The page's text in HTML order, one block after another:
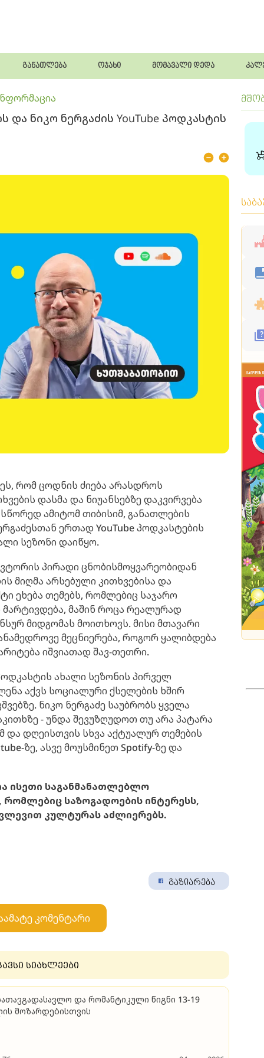
განათლება ოჯახი მომავალი დედა
და ნიკო ნერგაძის YouTube პოდკასტის
რომ ცოდნის ძიება არასდროს
დასმა და ნიუანსებზე დაკვირვება
სწორედ ამიტომ თიბისიმ, განათლების
ერთად YouTube პოდკასტების
სეზონი დაიწყო.
პირადი ცნობისმოყვარეობიდან
მიღმა არსებული კითხვებისა და
ეხება თემებს, რომლებიც საჯარო
მაშინ როცა რეალურად
მიდგომას მოითხოვს. მისი მთავარი
მეცნიერება, როგორ ყალიბდება
იშვიათად შავ-თეთრი.
ახალი სეზონის პირველ
აქვს სოციალური ქსელების ხშირ
ნიკო ნერგაძე საუბრობს ყველა
- უნდა შევუზღუდოთ თუ არა პატარა
და დღეისთვის სხვა აქტუალურ თემების
ზე, ასვე მოუსმინეთ Spotify-ზე და
ისეთი საგანმანათლებლო
საზოგადოების ინტერესს,
კულტურას აძლიერებს.
გაზიარება
კომენტარი
სიახლეები
და რომანტიკული წიგნი 13-19
მოზარდებისთვის